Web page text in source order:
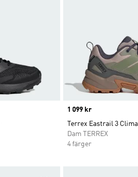
Price
1 099 kr
Terrex Eastrail 3
Dam TERREX
4 färger